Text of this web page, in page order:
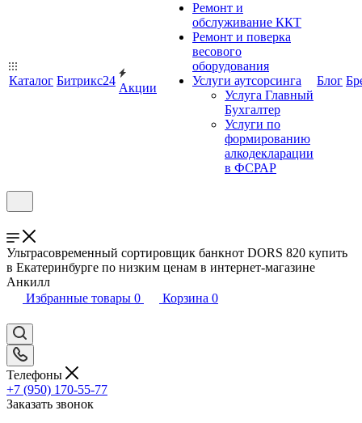
Каталог Битрикс24
Акции
Ремонт и
обслуживание ККТ
Ремонт и поверка
весового
оборудования
Услуги аутсорсинга
Услуга Главный
Бухгалтер
Услуги по
формированию
алкодекларации
в ФСРАР
Блог
Ультрасовременный сортировщик банкнот DORS 820 купить
в Екатеринбурге по низким ценам в интернет-магазине
Анкилл
Избранные товары 0 Корзина 0
Телефоны
+7 (950) 170-55-77
Заказать звонок